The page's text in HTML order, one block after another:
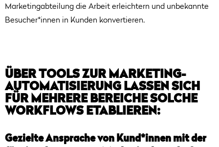
Marketingabteilung die Arbeit erleichtern und unbekannte
Besucher*innen in Kunden konvertieren.
ÜBER TOOLS ZUR MARKETING-
AUTOMATISIERUNG LASSEN SICH
FÜR MEHRERE BEREICHE SOLCHE
WORKFLOWS ETABLIEREN:
Gezielte Ansprache von Kund*innen mit der